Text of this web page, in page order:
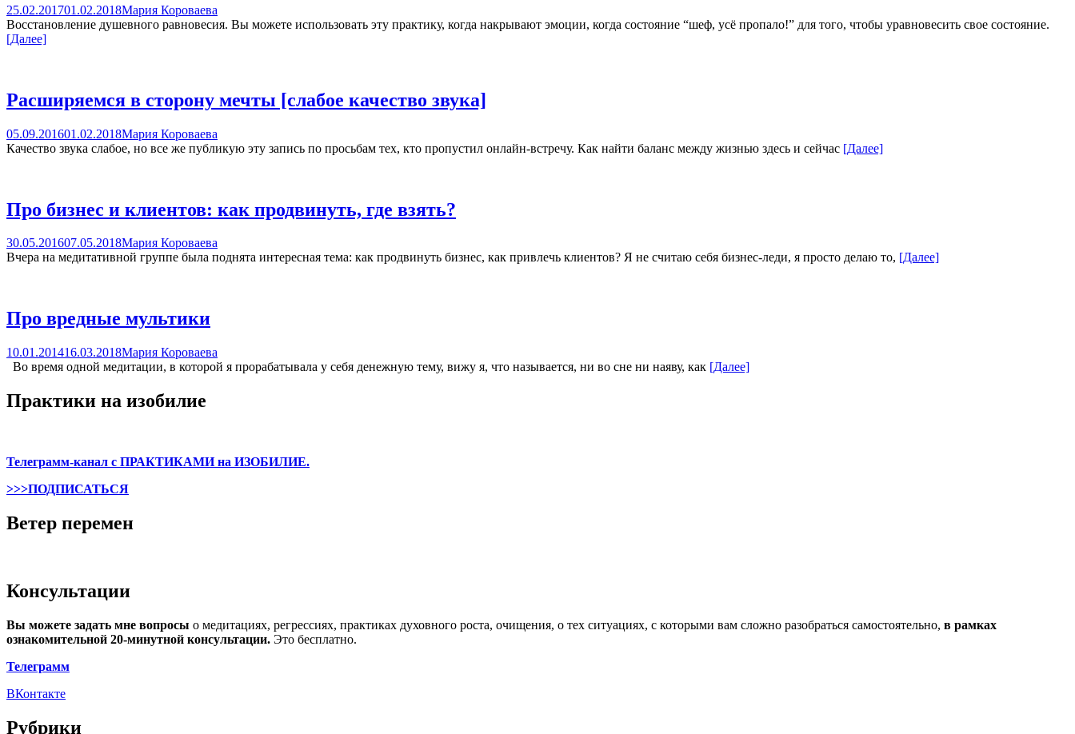
25.02.201701.02.2018Мария Короваева
Восстановление душевного равновесия. Вы можете использовать эту практику, когда накрывают эмоции, когда состояние “шеф, усё пропало!” для того, чтобы уравновесить свое состояние.
[Далее]
Расширяемся в сторону мечты [слабое качество звука]
05.09.201601.02.2018Мария Короваева
Качество звука слабое, но все же публикую эту запись по просьбам тех, кто пропустил онлайн-встречу. Как найти баланс между жизнью здесь и сейчас [Далее]
Про бизнес и клиентов: как продвинуть, где взять?
30.05.201607.05.2018Мария Короваева
Вчера на медитативной группе была поднята интересная тема: как продвинуть бизнес, как привлечь клиентов? Я не считаю себя бизнес-леди, я просто делаю то, [Далее]
Про вредные мультики
10.01.201416.03.2018Мария Короваева
Во время одной медитации, в которой я прорабатывала у себя денежную тему, вижу я, что называется, ни во сне ни наяву, как [Далее]
Практики на изобилие
Телеграмм-канал с ПРАКТИКАМИ на ИЗОБИЛИЕ.
>>>ПОДПИСАТЬСЯ
Ветер перемен
Консультации
Вы можете задать мне вопросы о медитациях, регрессиях, практиках духовного роста, очищения, о тех ситуациях, с которыми вам сложно разобраться самостоятельно, в рамках
ознакомительной 20-минутной консультации. Это бесплатно.
Телеграмм
ВКонтакте
Рубрики